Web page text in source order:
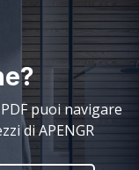
puoi navigare
di APENGR